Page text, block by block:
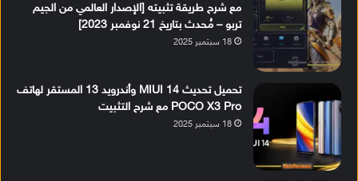
مع شرح طريقة تثبيته [الإصدار العالمي من الجيم
تربو – مُحدث بتاريخ 21 نوفمبر 2023]
18 سبتمبر 2025
تحميل تحديث MIUI 14 وأندرويد 13 المستقر لهاتف
POCO X3 Pro مع شرح التثبيت
18 سبتمبر 2025